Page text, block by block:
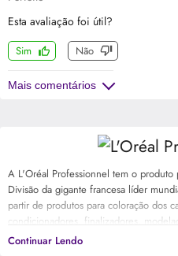
Esta avaliação foi útil?
Sim Não
Mais comentários
A L'Oréal Professionnel tem o
Divisão da gigante francesa líder
partir de produtos para coloração dos
condicionadores, finalizadores,
tratamentos de cabelo, além das
Continuar Lendo